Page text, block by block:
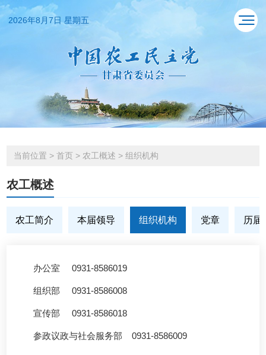
2026年8月7日 星期五
当前位置 > 首页 > 农工概述 > 组织机构
农工概述
农工简介 本届领导 组织机构 党章 历届
办公室 0931-8586019
组织部 0931-8586008
宣传部 0931-8586018
参政议政与社会服务部 0931-8586009